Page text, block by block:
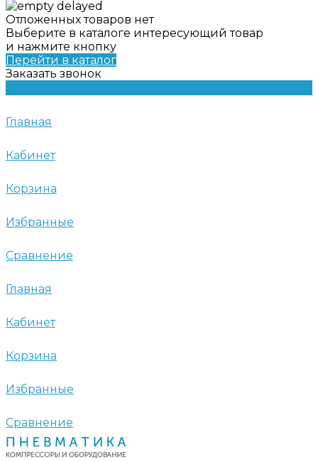
Отложенных товаров нет
Выберите в каталоге интересующий товар
и нажмите кнопку
Перейти в каталог
Заказать звонок
Главная
Кабинет
Корзина
Избранные
Сравнение
Главная
Кабинет
Корзина
Избранные
Сравнение